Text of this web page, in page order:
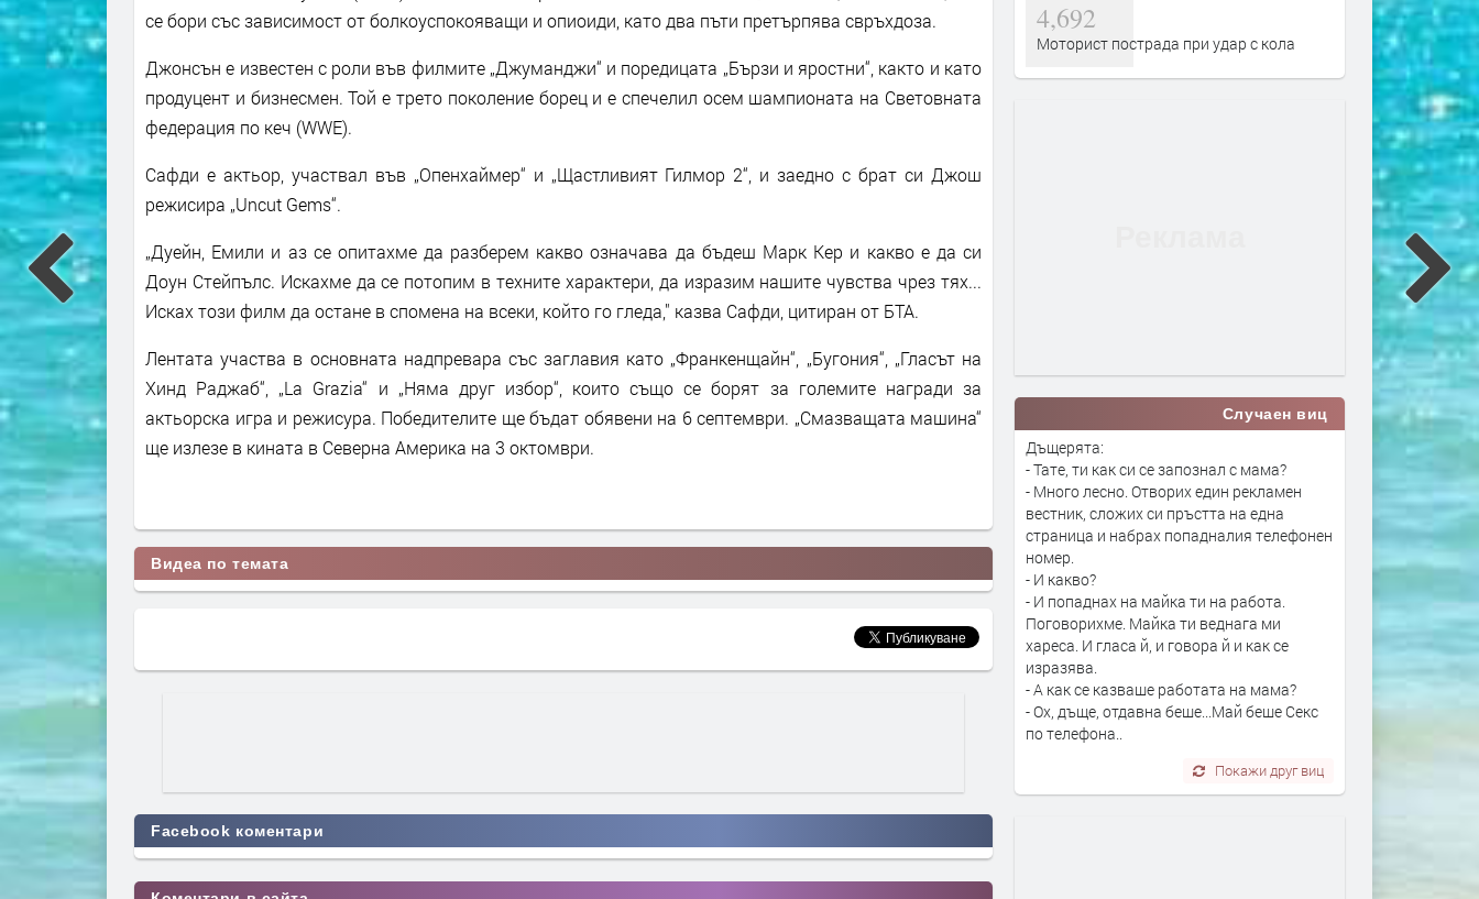
се бори със зависимост от болкоуспокояващи и опиоиди, като два пъти претърпява свръхдоза.
Джонсън е известен с роли във филмите „Джуманджи“ и поредицата „Бързи и яростни“, както и като
продуцент и бизнесмен. Той е трето поколение борец и е спечелил осем шампионата на Световната
федерация по кеч (WWE).
Сафди е актьор, участвал във „Опенхаймер“ и „Щастливият Гилмор 2“, и заедно с брат си Джош
режисира „Uncut Gems“.
„Дуейн, Емили и аз се опитахме да разберем какво означава да бъдеш Марк Кер и какво е да си
Доун Стейпълс. Искахме да се потопим в техните характери, да изразим нашите чувства чрез тях...
Исках този филм да остане в спомена на всеки, който го гледа," казва Сафди, цитиран от БТА.
Лентата участва в основната надпревара със заглавия като „Франкенщайн“, „Бугония“, „Гласът на
Хинд Раджаб“, „La Grazia“ и „Няма друг избор“, които също се борят за големите награди за
актьорска игра и режисура. Победителите ще бъдат обявени на 6 септември. „Смазващата машина“
ще излезе в кината в Северна Америка на 3 октомври.
Видеа по темата
Facebook коментари
4,692
Моторист пострада при удар с кола
Случаен виц
Дъщерята:
- Тате, ти как си се запознал с мама?
- Много лесно. Отворих един рекламен
вестник, сложих си пръстта на една
страница и набрах попадналия телефонен
номер.
- И какво?
- И попаднах на майка ти на работа.
Поговорихме. Майка ти веднага ми
хареса. И гласа й, и говора й и как се
изразява.
- А как се казваше работата на мама?
- Ох, дъще, отдавна беше...Май беше Секс
по телефона..
Покажи друг виц